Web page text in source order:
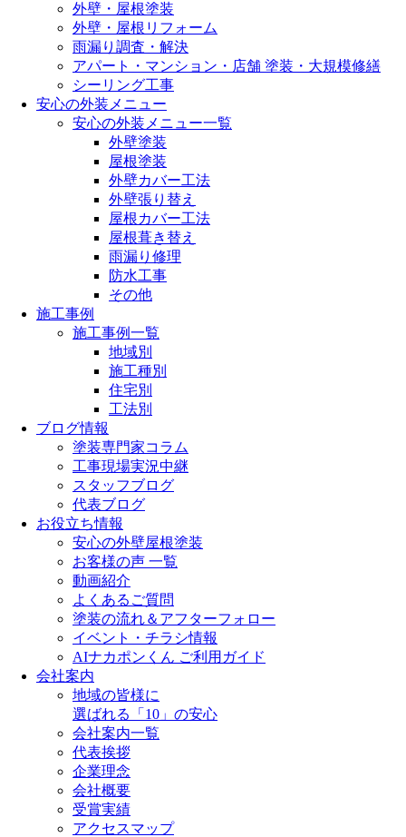
外壁・屋根塗装
外壁・屋根リフォーム
雨漏り調査・解決
アパート・マンション・店舗 塗装・大規模修繕
シーリング工事
安心の外装メニュー
安心の外装メニュー一覧
外壁塗装
屋根塗装
外壁カバー工法
外壁張り替え
屋根カバー工法
屋根葺き替え
雨漏り修理
防水工事
その他
施工事例
施工事例一覧
地域別
施工種別
住宅別
工法別
ブログ情報
塗装専門家コラム
工事現場実況中継
スタッフブログ
代表ブログ
お役立ち情報
安心の外壁屋根塗装
お客様の声 一覧
動画紹介
よくあるご質問
塗装の流れ＆アフターフォロー
イベント・チラシ情報
AIナカポンくん ご利用ガイド
会社案内
地域の皆様に
選ばれる「10」の安心
会社案内一覧
代表挨拶
企業理念
会社概要
受賞実績
アクセスマップ